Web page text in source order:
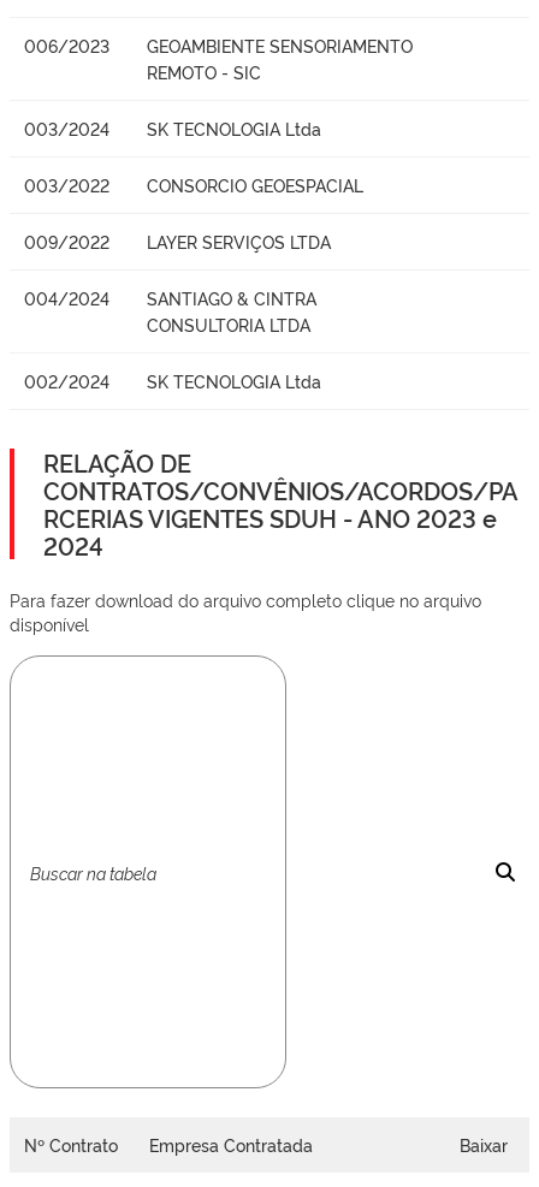
006/2023
GEOAMBIENTE SENSORIAMENTO
REMOTO - SIC
003/2024 SK TECNOLOGIA Ltda
003/2022 CONSORCIO GEOESPACIAL
009/2022 LAYER SERVIÇOS LTDA
004/2024
SANTIAGO & CINTRA
CONSULTORIA LTDA
002/2024 SK TECNOLOGIA Ltda
RELAÇÃO DE
CONTRATOS/CONVÊNIOS/ACORDOS/PA
RCERIAS VIGENTES SDUH - ANO 2023 e
2024
Para fazer download do arquivo completo clique no arquivo
disponível
Nº Contrato Empresa Contratada Baixar